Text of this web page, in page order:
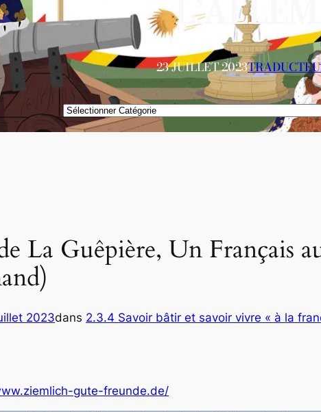
23 JUILLET 2023
Catégories
La Guêpière, Un Français
2023dans 2.3.4 Savoir bâtir et savoir vivre « à la
gute-freunde.de/